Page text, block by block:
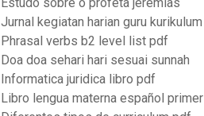
Jurnal kegiatan harian guru
Phrasal verbs b2 level list pdf
Doa doa sehari hari sesuai sunnah
Informatica juridica libro pdf
Libro lengua materna español